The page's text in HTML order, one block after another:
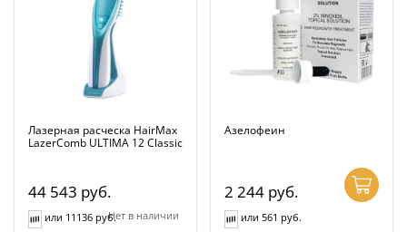
Лазерная расческа HairMax
LazerComb ULTIMA 12 Classic
44 543 руб.
Нет в наличии
или 11136 руб.
Азелофеин
2 244 руб.
или 561 руб.